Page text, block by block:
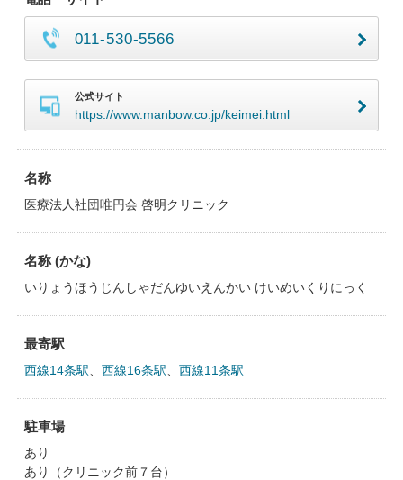
011-530-5566
公式サイト
https://www.manbow.co.jp/keimei.html
名称
医療法人社団唯円会 啓明クリニック
名称 (かな)
いりょうほうじんしゃだんゆいえんかい けいめいくりにっく
最寄駅
西線14条駅 西線16条駅 西線11条駅
駐車場
あり
あり（クリニック前７台）